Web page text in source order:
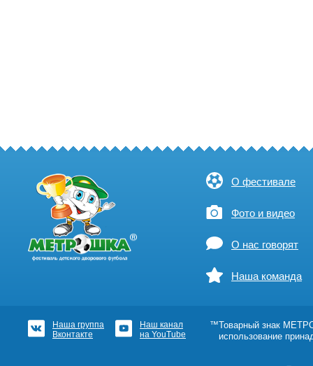
О фестивале
Фото и видео
О нас говорят
Наша команда
Наша группа
Вконтакте
Наш канал
на YouTube
™Товарный знак
использование